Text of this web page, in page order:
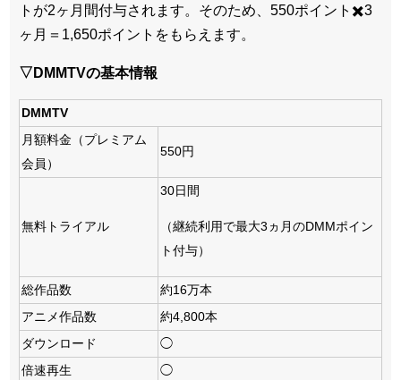
トが2ヶ月間付与されます。そのため、550ポイント✖️3
ヶ月＝1,650ポイントをもらえます。
▽DMMTVの基本情報
DMMTV
月額料金（プレミアム
会員）
550円
無料トライアル
30日間
（継続利用で最大3ヵ月のDMMポイン
ト付与）
総作品数
約16万本
アニメ作品数
約4,800本
ダウンロード
◯
倍速再生
◯